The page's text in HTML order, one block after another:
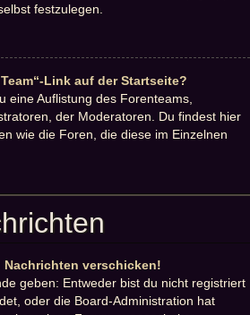
festzulegen.
Link auf der Startseite?
eine Auflistung des Forenteams,
der Moderatoren. Du findest hier
wie die Foren, die diese im Einzelnen
Nachrichten verschicken!
geben: Entweder bist du nicht registriert
oder die Board-Administration hat